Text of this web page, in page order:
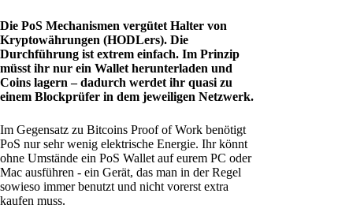
Die PoS Mechanismen vergütet Halter von
Kryptowährungen (HODLers). Die
Durchführung ist extrem einfach. Im Prinzip
müsst ihr nur ein Wallet herunterladen und
Coins lagern – dadurch werdet ihr quasi zu
einem Blockprüfer in dem jeweiligen Netzwerk.
Im Gegensatz zu Bitcoins Proof of Work benötigt
PoS nur sehr wenig elektrische Energie. Ihr könnt
ohne Umstände ein PoS Wallet auf eurem PC oder
Mac ausführen - ein Gerät, das man in der Regel
sowieso immer benutzt und nicht vorerst extra
kaufen muss.